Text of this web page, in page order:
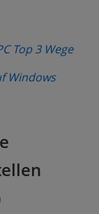
Top 3 Wege
Windows